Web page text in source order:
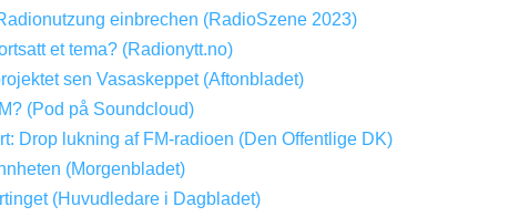
einbrechen (RadioSzene 2023)
et tema? (Radionytt.no)
sen Vasaskeppet (Aftonbladet)
(Pod på Soundcloud)
Drop lukning af FM-radioen (Den Offentlige DK)
(Morgenbladet)
(Huvudledare i Dagbladet)